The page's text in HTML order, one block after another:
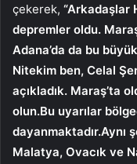
çekerek, “Arkadaşlar
depremler oldu.
Adana’da da bu
Nitekim ben, Celal
açıkladık. Maraş’ta
olun.Bu uyarılar
dayanmaktadır.Aynı
Malatya, Ovacık ve